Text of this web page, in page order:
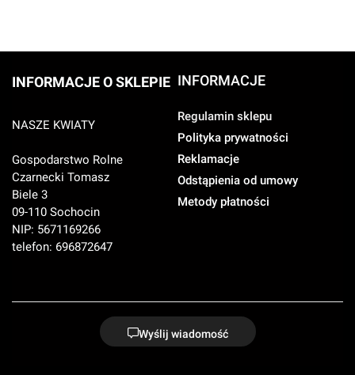
INFORMACJE O SKLEPIE
NASZE KWIATY
Gospodarstwo Rolne
Czarnecki Tomasz
Biele 3
09-110 Sochocin
NIP: 5671169266
telefon: 696872647
INFORMACJE
Regulamin sklepu
Polityka prywatności
Reklamacje
Odstąpienia od umowy
Metody płatności
Wyślij wiadomość